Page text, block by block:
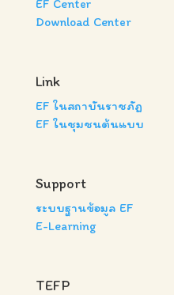
EF Center
Download Center
Link
EF ในสถาบันราชภัฏ
EF ในชุมชนต้นแบบ
Support
ระบบฐานข้อมูล EF
E-Learning
TEFP